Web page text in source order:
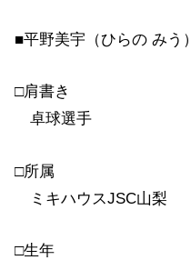
■平野美宇（ひらの みう）
□肩書き
卓球選手
□所属
ミキハウスJSC山梨
□生年